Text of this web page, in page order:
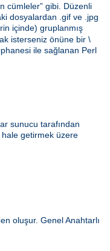
cümleler” gibi. Düzenli
dosyalardan .gif ve .jpg
içinde) gruplanmış
isterseniz önüne bir \
ile sağlanan Perl
sunucu tarafından
hale getirmek üzere
oluşur. Genel Anahtarlı